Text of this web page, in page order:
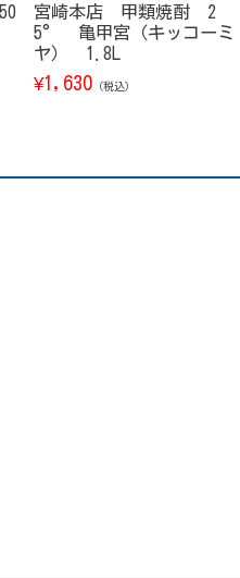
宮崎本店 甲類焼酎 2
5° 亀甲宮（キッコーミ
ヤ） 1.8L
¥1,630 （税込）